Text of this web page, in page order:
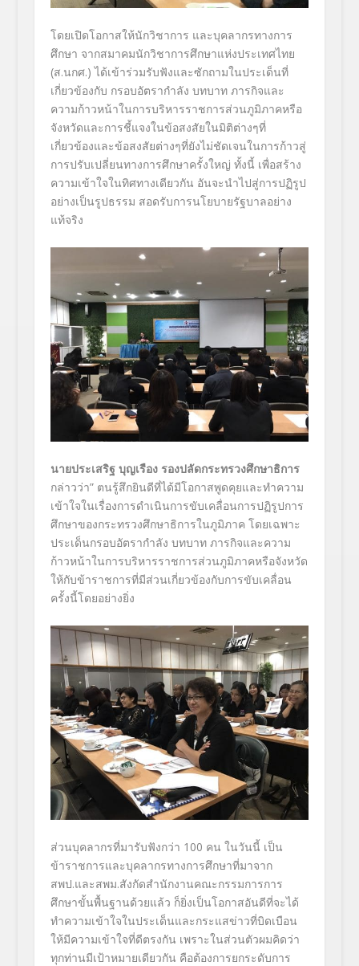
โดยเปิดโอกาสให้นักวิชาการ และบุคลากรทางการ
ศึกษา จากสมาคมนักวิชาการศึกษาแห่งประเทศไทย
(ส.นกศ.) ได้เข้าร่วมรับฟังและซักถามในประเด็นที่
เกี่ยวข้องกับ กรอบอัตรากำลัง บทบาท ภารกิจและ
ความก้าวหน้าในการบริหารราชการส่วนภูมิภาคหรือ
จังหวัดและการชี้แจงในข้อสงสัยในมิติต่างๆที่
เกี่ยวข้องและข้อสงสัยต่างๆที่ยังไม่ชัดเจนในการก้าวสู่
การปรับเปลี่ยนทางการศึกษาครั้งใหญ่ ทั้งนี้ เพื่อสร้าง
ความเข้าใจในทิศทางเดียวกัน อันจะนำไปสู่การปฏิรูป
อย่างเป็นรูปธรรม สอดรับการนโยบายรัฐบาลอย่าง
แท้จริง
นายประเสริฐ บุญเรือง รองปลัดกระทรวงศึกษาธิการ
กล่าวว่า” ตนรู้สึกยินดีที่ได้มีโอกาสพูดคุยและทำความ
เข้าใจในเรื่องการดำเนินการขับเคลื่อนการปฏิรูปการ
ศึกษาของกระทรวงศึกษาธิการในภูมิภาค โดยเฉพาะ
ประเด็นกรอบอัตรากำลัง บทบาท ภารกิจและความ
ก้าวหน้าในการบริหารราชการส่วนภูมิภาคหรือจังหวัด
ให้กับข้าราชการที่มีส่วนเกี่ยวข้องกับการขับเคลื่อน
ครั้งนี้โดยอย่างยิ่ง
ส่วนบุคลากรที่มารับฟังกว่า 100 คน ในวันนี้ เป็น
ข้าราชการและบุคลากรทางการศึกษาที่มาจาก
สพป.และสพม.สังกัดสำนักงานคณะกรรมการการ
ศึกษาขั้นพื้นฐานด้วยแล้ว ก็ยิ่งเป็นโอกาสอันดีที่จะได้
ทำความเข้าใจในประเด็นและกระแสข่าวที่บิดเบือน
ให้มีความเข้าใจที่ดีตรงกัน เพราะในส่วนตัวผมคิดว่า
ทุกท่านมีเป้าหมายเดียวกัน คือต้องการยกระดับการ